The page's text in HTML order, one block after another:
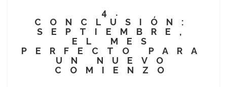
4.
CONCLUSIÓN:
SEPTIEMBRE,
EL MES
PERFECTO PARA
UN NUEVO
COMIENZO